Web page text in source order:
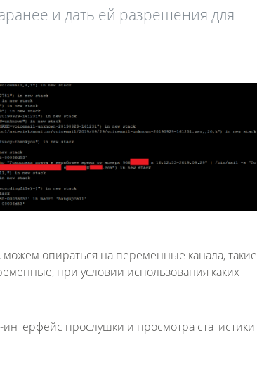
и дать ей разрешения для
опираться на переменные канала, такие
при условии использования каких
прослушки и просмотра статистики